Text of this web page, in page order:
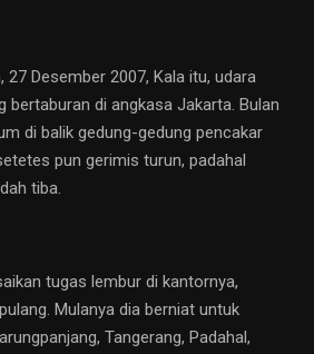
Desember 2007, Kala itu, udara
bertaburan di angkasa Jakarta. Bulan
di balik gedung-gedung pencakar
pun gerimis turun, padahal
tiba.
tugas lembur di kantornya,
Mulanya dia berniat untuk
Tangerang, Padahal,